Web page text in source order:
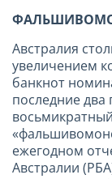
Австралия
увеличением
банкнот
последние два
ежегодном
Австралии